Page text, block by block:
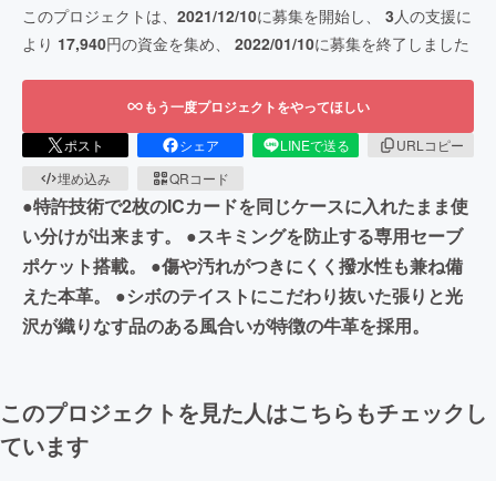
このプロジェクトは、 2021/12/10に募集を開始し、 3 人の支援に
より 17,940円の資金を集め、 2022/01/10に募集を終了しました
もう一度プロジェクトをやってほしい
ポスト シェア LINEで送る
URLコピー
埋め込み
QRコード
●特許技術で2枚のICカードを同じケースに入れたまま使
い分けが出来ます。 ●スキミングを防止する専用セーブ
ポケット搭載。 ●傷や汚れがつきにくく撥水性も兼ね備
えた本革。 ●シボのテイストにこだわり抜いた張りと光
沢が織りなす品のある風合いが特徴の牛革を採用。
このプロジェクトを見た人はこちらもチェックし
ています